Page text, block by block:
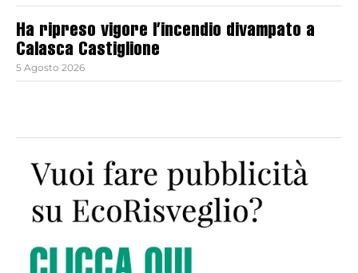
Ha ripreso vigore l’incendio divampato a
Calasca Castiglione
5 Agosto 2026